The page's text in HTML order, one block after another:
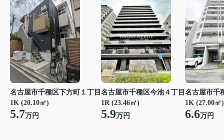
名古屋市千種区下方町１丁目
1K (20.10㎡)
5.7万円
名古屋市千種区今池４丁目
1R (23.46㎡)
5.9万円
名古屋市千
1K (27.00㎡)
6.6万円